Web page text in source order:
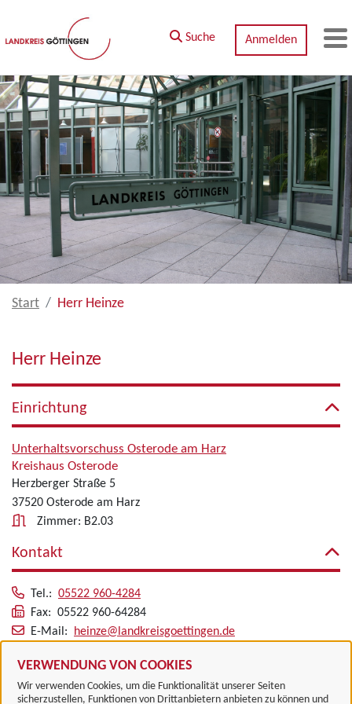
Zum Hauptinhalt springen
VERWENDUNG VON COOKIES
Wir verwenden Cookies, um die Funktionalität unserer Seiten
sicherzustellen, Funktionen von Drittanbietern anbieten zu können und
Suche Anmelden
Start Herr Heinze
Herr Heinze
Einrichtung
Unterhaltsvorschuss Osterode am Harz
Kreishaus Osterode
Herzberger Straße 5
37520 Osterode am Harz
Zimmer: B2.03
Kontakt
Tel.: 05522 960-4284
Fax: 05522 960-64284
E-Mail:
heinze@landkreisgoettingen.de
Alle zugeordneten Einrichtungen